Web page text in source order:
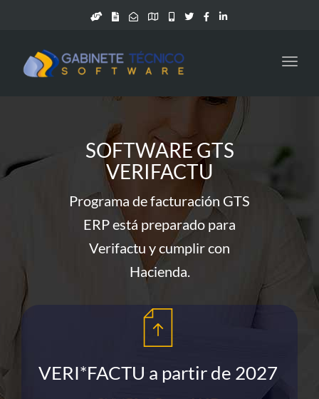
SOFTWARE GTS
VERIFACTU
Programa de facturación GTS
ERP está preparado para
Verifactu y cumplir con
Hacienda.
VERI*FACTU a partir de 2027